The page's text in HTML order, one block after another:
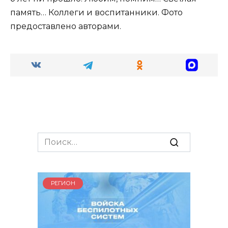
память… Коллеги и воспитанники. Фото
предоставлено авторами.
Search
for:
РЕГИОН